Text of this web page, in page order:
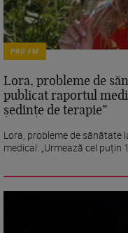
PRO FM
Lora, probleme de
publicat raportul
ședințe de terapie”
Lora, probleme de sănătate
medical: „Urmează cel puțin